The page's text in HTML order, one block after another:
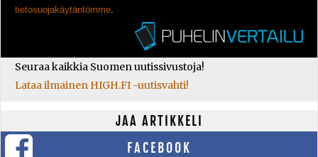
tietosuojakäytäntömme.
Seuraa kaikkia Suomen uutissivustoja!
Lataa ilmainen HIGH.FI -uutisvahti!
JAA ARTIKKELI
FACEBOOK